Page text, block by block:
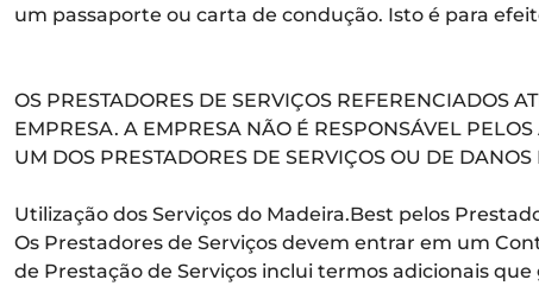
um passaporte ou carta de condução. Isto é para
OS PRESTADORES DE SERVIÇOS REFERENCIADOS
EMPRESA. A EMPRESA NÃO É RESPONSÁVEL
UM DOS PRESTADORES DE SERVIÇOS OU DE
Utilização dos Serviços do Madeira.Best pelos
Os Prestadores de Serviços devem entrar em um
de Prestação de Serviços inclui termos adicionais